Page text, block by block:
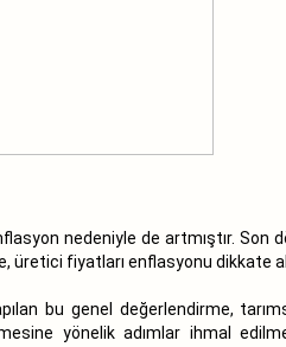
nedeniyle de artmıştır. Son
üretici fiyatları enflasyonu dikkate
bu genel değerlendirme,
yönelik adımlar ihmal